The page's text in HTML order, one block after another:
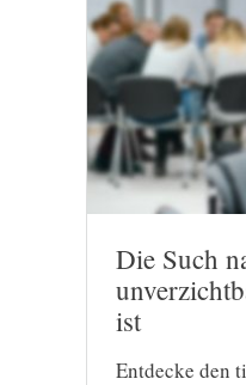
Die Such
ist
Entdecke den